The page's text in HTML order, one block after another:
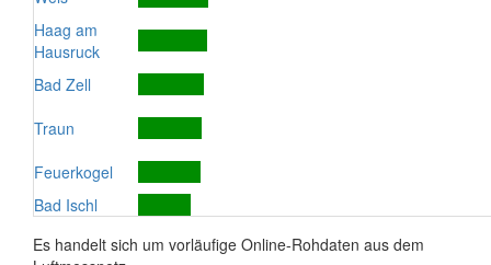
Haag am
Hausruck
Bad Zell
Traun
Feuerkogel
Bad Ischl
Es handelt sich um vorläufige Online-Rohdaten aus dem